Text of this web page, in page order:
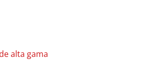
alta gama